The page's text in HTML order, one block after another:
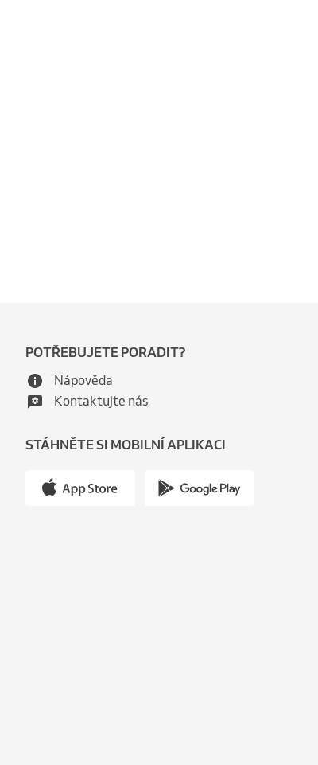
POTŘEBUJETE PORADIT?
Nápověda
Kontaktujte nás
STÁHNĚTE SI MOBILNÍ APLIKACI